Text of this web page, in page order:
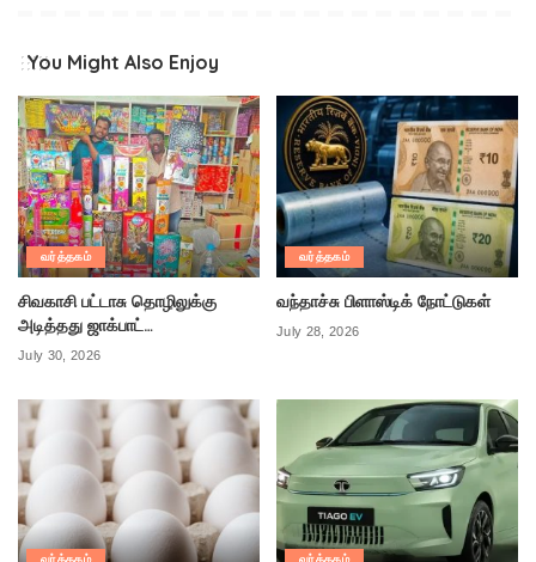
You Might Also Enjoy
வர்த்தகம்
சிவகாசி பட்டாசு தொழிலுக்கு
அடித்தது ஜாக்பாட்…
July 30, 2026
வர்த்தகம்
வந்தாச்சு பிளாஸ்டிக் நோட்டுகள்
July 28, 2026